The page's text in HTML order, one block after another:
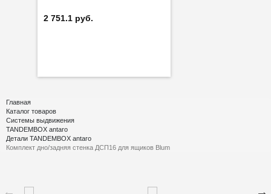
2 751.1 руб.
Главная
Каталог товаров
Системы выдвижения
TANDEMBOX antaro
Детали TANDEMBOX antaro
Комплект дно/задняя стенка ДСП16 для ящиков Blum